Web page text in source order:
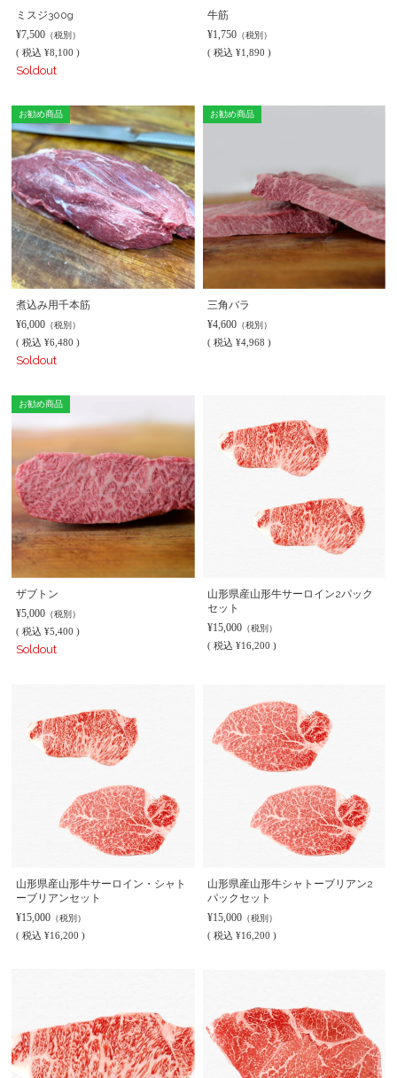
ミスジ300g
¥7,500 （税別）
( 税込 ¥8,100 )
Soldout
牛筋
¥1,750（税別）
( 税込 ¥1,890 )
お勧め商品
煮込み用千本筋
¥6,000 （税別）
( 税込 ¥6,480 )
Soldout
お勧め商品
三角バラ
¥4,600（税別）
( 税込 ¥4,968 )
お勧め商品
ザブトン
¥5,000 （税別）
( 税込 ¥5,400 )
Soldout
山形県産山形牛サーロイン2パック
セット
¥15,000（税別）
( 税込 ¥16,200 )
山形県産山形牛サーロイン・シャト
ーブリアンセット
¥15,000 （税別）
( 税込 ¥16,200 )
山形県産山形牛シャトーブリアン2
パックセット
¥15,000（税別）
( 税込 ¥16,200 )